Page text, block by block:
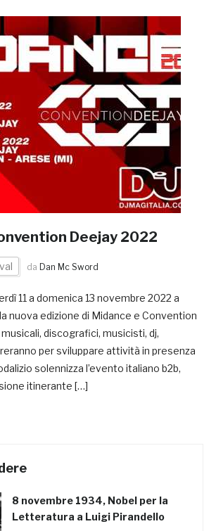
Deejay 2022
da Dan Mc Sword
11 a domenica 13 novembre 2022 a
nuova edizione di Midance e Convention
discografici, musicisti, dj,
per sviluppare attività in presenza
solennizza l’evento italiano b2b,
itinerante […]
8 novembre 1934, Nobel per la
Letteratura a Luigi Pirandello